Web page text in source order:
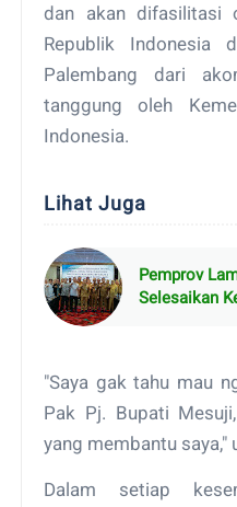
dan akan difasilitasi
Republik Indonesia
Palembang dari
tanggung oleh
Indonesia.
Lihat Juga
Pemprov
Selesaikan
"Saya gak tahu mau
Pak Pj. Bupati
yang membantu saya,"
Dalam setiap